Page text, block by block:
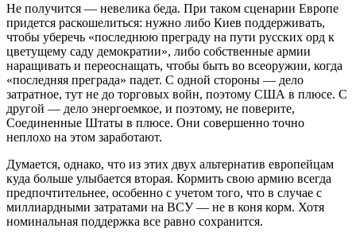
Не получится — невелика беда. При таком сценарии Европе
придется раскошелиться: нужно либо Киев поддерживать,
чтобы уберечь «последнюю преграду на пути русских орд к
цветущему саду демократии», либо собственные армии
наращивать и переоснащать, чтобы быть во всеоружии, когда
«последняя преграда» падет. С одной стороны — дело
затратное, тут не до торговых войн, поэтому США в плюсе. С
другой — дело энергоемкое, и поэтому, не поверите,
Соединенные Штаты в плюсе. Они совершенно точно
неплохо на этом заработают.
Думается, однако, что из этих двух альтернатив европейцам
куда больше улыбается вторая. Кормить свою армию всегда
предпочтительнее, особенно с учетом того, что в случае с
миллиардными затратами на ВСУ — не в коня корм. Хотя
номинальная поддержка все равно сохранится.